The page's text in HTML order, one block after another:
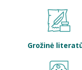
Grožinė